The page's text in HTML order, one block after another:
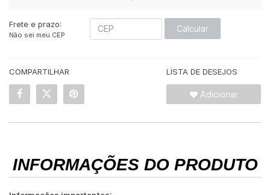
Frete e prazo:
Não sei meu CEP
Calcular
COMPARTILHAR LISTA DE DESEJOS
Adicionar
INFORMAÇÕES DO PRODUTO